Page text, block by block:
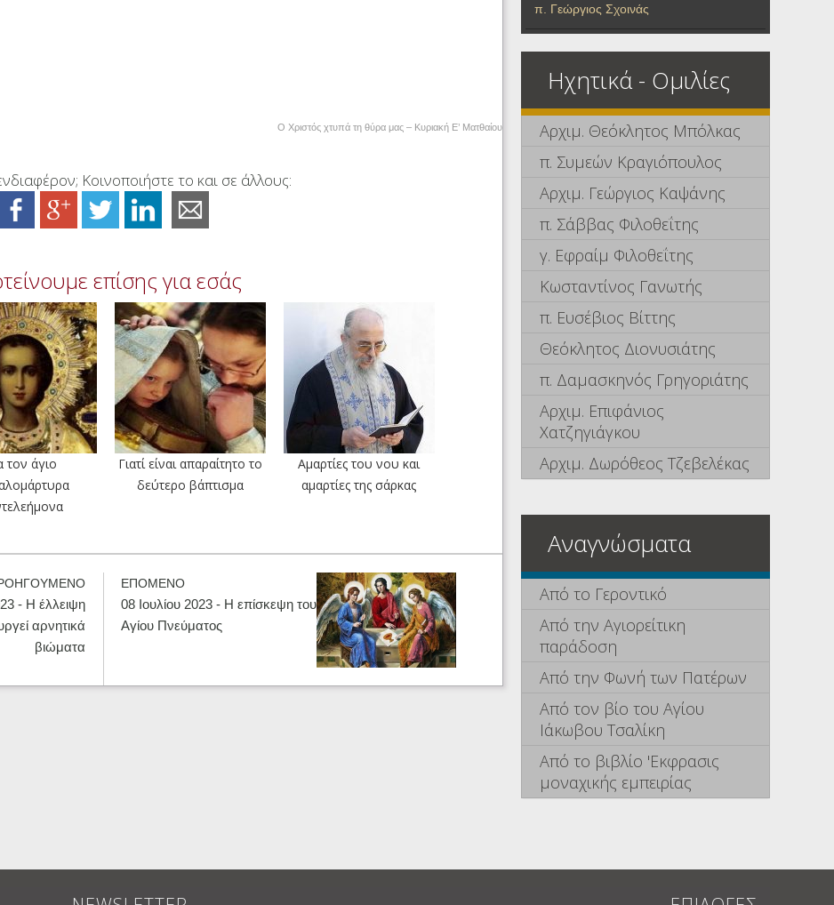
Ο Χριστός χτυπά τη θύρα μας – Κυριακή Ε’ Ματθαίου
Κοινοποιήστε το και σε άλλους:
επίσης για εσάς
τον άγιο
Γιατί είναι απαραίτητο το
δεύτερο βάπτισμα
Αμαρτίες του νου και
αμαρτίες της σάρκας
- Η έλλειψη
αρνητικά
βιώματα
ΕΠΟΜΕΝΟ
08 Ιουλίου 2023 - Η επίσκεψη του
Αγίου Πνεύματος
π. Γεώργιος Σχοινάς
Ηχητικά - Ομιλίες
Αρχιμ. Θεόκλητος Μπόλκας
π. Συμεών Κραγιόπουλος
Αρχιμ. Γεώργιος Καψάνης
π. Σάββας Φιλοθεΐτης
γ. Εφραίμ Φιλοθεΐτης
Κωσταντίνος Γανωτής
π. Ευσέβιος Βίττης
Θεόκλητος Διονυσιάτης
π. Δαμασκηνός Γρηγοριάτης
Αρχιμ. Επιφάνιος
Χατζηγιάγκου
Αρχιμ. Δωρόθεος Τζεβελέκας
Αναγνώσματα
Από το Γεροντικό
Από την Αγιορείτικη
παράδοση
Από την Φωνή των Πατέρων
Από τον βίο του Αγίου
Ιάκωβου Τσαλίκη
Από το βιβλίο 'Εκφρασις
μοναχικής εμπειρίας